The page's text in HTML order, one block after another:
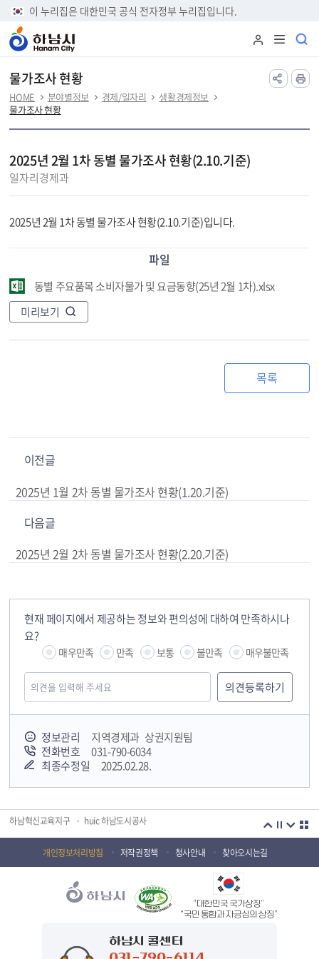
본문 바로가기
이 누리집은 대한민국 공식 전자정부 누리집입니다.
물가조사 현황
HOME 분야별정보 경제/일자리
생활경제정보
물가조사 현황
2025년 2월 1차 동별 물가조사 현황(2.10.기준)
일자리경제과
2025년 2월 1차 동별 물가조사 현황(2.10.기준)입니다.
파일
동별 주요품목 소비자물가 및 요금동향(25년 2월 1차).xlsx
미리보기
목록
이전글
2025년 1월 2차 동별 물가조사 현황(1.20.기준)
다음글
2025년 2월 2차 동별 물가조사 현황(2.20.기준)
현재 페이지에서 제공하는 정보와 편의성에 대하여 만족하시나
요?
매우만족 만족 보통 불만족 매우불만족
정보관리
지역경제과 상권지원팀
전화번호
031-790-6034
최종수정일
2025.02.28.
경기도 오늘의 기회 하남시청소년상담복지센터
하남혁신교육지구 huic 하남도시공사
하남종합운동장 국민체육센터 하남문화재단 하남역사박물관
하남문화재단 하남시 가족센터
하남시육아종합지원센터 하남시정신건강복지센터
하남시 장애인 무료법률 상담센터 경기도의회 하남상담소
개인정보처리방침 저작권정책 청사안내 찾아오시는길
하남시 콜센터
“대한민국 국가상징”
“국민 통합과 자긍심의 상징”